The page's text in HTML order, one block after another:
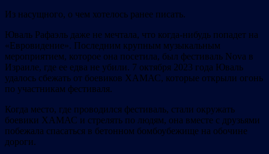
Из насущного, о чем хотелось ранее писать.
Юваль Рафаэль даже не мечтала, что когда-нибудь попадет на
«Евровидение». Последним крупным музыкальным
мероприятием, которое она посетила, был фестиваль Nova в
Израиле, где ее едва не убили. 7 октября 2023 года Юваль
удалось сбежать от боевиков ХАМАС, которые открыли огонь
по участникам фестиваля.
Когда место, где проводился фестиваль, стали окружать
боевики ХАМАС и стрелять по людям, она вместе с друзьями
побежала спасаться в бетонном бомбоубежище на обочине
дороги.